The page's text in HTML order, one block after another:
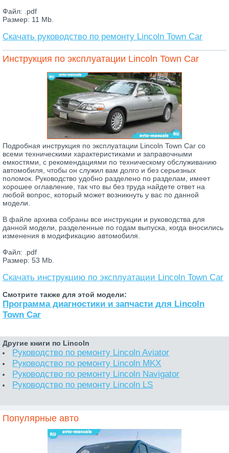
Файл: .pdf
Размер: 11 Mb.
Скачать руководство по ремонту Lincoln Town Car
Инструкция по эксплуатации Lincoln Town Car
Подробная инструкция по эксплуатации Lincoln Town Car со
всеми техническими характеристиками и заправочными
емкостями, с рекомендациями по техническому обслуживанию
автомобиля, чтобы он служил вам долго и без серьезных
поломок. Руководство удобно разделено по разделам, имеет
хорошее оглавление, так что вы без труда найдете ответ на
любой вопрос, который может возникнуть у вас по данной
модели.
В файле архива собраны все инструкции и руководства для
данной модели, разделенные по годам выпуска, когда вносились
изменения в модификацию автомобиля.
Файл: .pdf
Размер: 53 Mb.
Скачать инструкцию по эксплуатации Lincoln Town Car
Смотрите также для этой модели:
Программа диагностики и запчасти для Lincoln
Town Car
Другие книги по Lincoln
Руководство по ремонту Lincoln Aviator
Руководство по ремонту Lincoln MKX
Руководство по ремонту Lincoln Navigator
Руководство по ремонту Lincoln LS
Популярные авто